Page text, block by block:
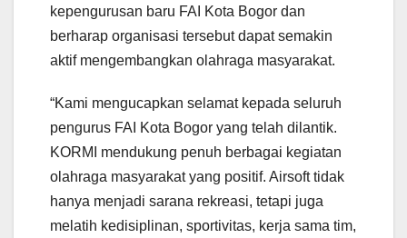
kepengurusan baru FAI Kota Bogor dan
berharap organisasi tersebut dapat semakin
aktif mengembangkan olahraga masyarakat.
“Kami mengucapkan selamat kepada seluruh
pengurus FAI Kota Bogor yang telah dilantik.
KORMI mendukung penuh berbagai kegiatan
olahraga masyarakat yang positif. Airsoft tidak
hanya menjadi sarana rekreasi, tetapi juga
melatih kedisiplinan, sportivitas, kerja sama tim,